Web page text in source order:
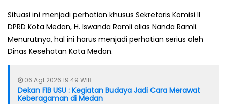
Situasi ini menjadi perhatian khusus Sekretaris Komisi II
DPRD Kota Medan, H. Iswanda Ramli alias Nanda Ramli.
Menurutnya, hal ini harus menjadi perhatian serius oleh
Dinas Kesehatan Kota Medan.
06 Agt 2026 19:49 WIB
Dekan FIB USU : Kegiatan Budaya Jadi Cara Merawat
Keberagaman di Medan